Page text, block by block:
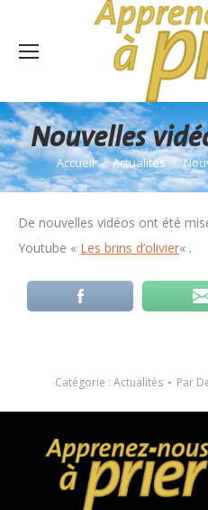
Nouvelles
Vous êtes ici :
Accueil Actualités
De nouvelles vidéos ont été
Youtube « Les brins d’olivier« .
Catégorie : Actualités Par